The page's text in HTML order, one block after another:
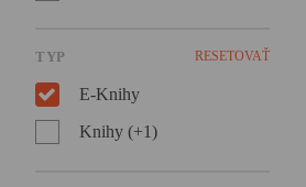
TYP RESETOVAŤ
E-Knihy
Knihy (+1)